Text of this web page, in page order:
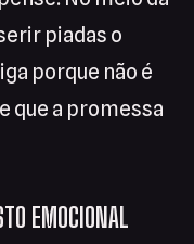
piadas o
porque não é
que a promessa
EMOCIONAL